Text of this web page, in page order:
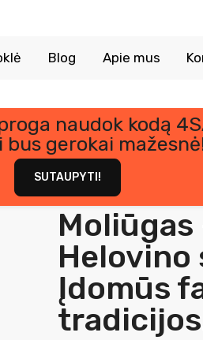
Blog Apie mus
naudok kodą
gerokai
SUTAUPYTI!
Moliūgas
Helovino
Įdomūs